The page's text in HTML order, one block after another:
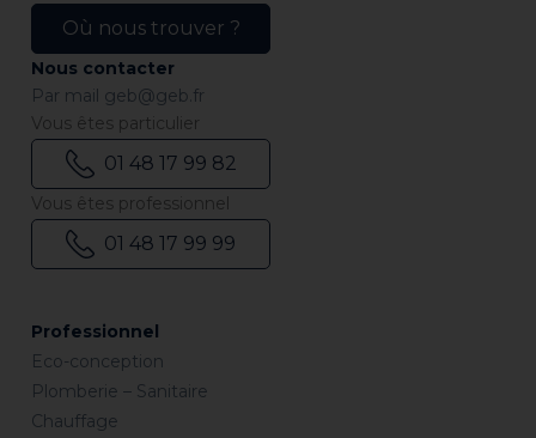
Professionnel
Eco-conception
Plomberie – Sanitaire
Chauffage
Où nous trouver ?
Nous contacter
Par mail geb@geb.fr
Vous êtes particulier
01 48 17 99 82
Vous êtes professionnel
01 48 17 99 99